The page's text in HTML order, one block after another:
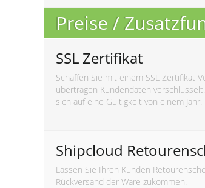
Preise /
SSL Zertifikat
Schaffen Sie mit einem SSL Zertifikat
übertragen Kundendaten
sich auf eine Gültigkeit von einem Jahr.
Shipcloud
Lassen Sie Ihren Kunden
Rückversand der Ware zukommen.